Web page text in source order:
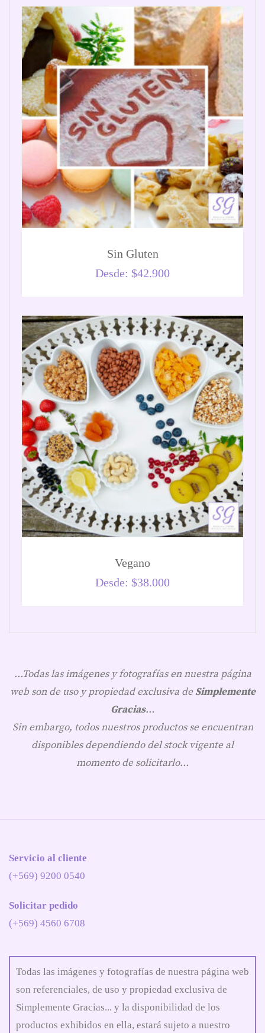
Sin Gluten
Desde: $42.900
Vegano
Desde: $38.000
…Todas las imágenes y fotografías en nuestra página
web son de uso y propiedad exclusiva de Simplemente
Gracias…
Sin embargo, todos nuestros productos se encuentran
disponibles dependiendo del stock vigente al
momento de solicitarlo…
Servicio al cliente
(+569) 9200 0540
Solicitar pedido
(+569) 4560 6708
Todas las imágenes y fotografías de nuestra página web
son referenciales, de uso y propiedad exclusiva de
Simplemente Gracias... y la disponibilidad de los
productos exhibidos en ella, estará sujeto a nuestro